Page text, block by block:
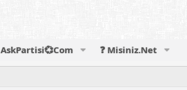
AskPartisi💞Com ❓ Misiniz.Net